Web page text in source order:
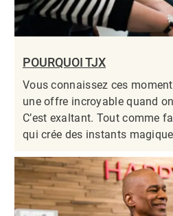
POURQUOI TJX
Vous connaissez ces
une offre incroyable quand
C’est exaltant. Tout comme
qui crée des instants